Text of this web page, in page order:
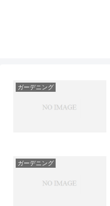
ガーデニング
ガーデニング